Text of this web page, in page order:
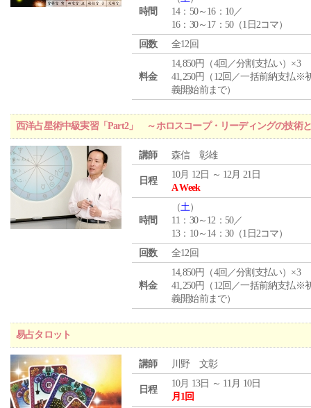
時間
14：50～16：10／
16：30～17：50（1日2コマ）
回数
全12回
料金
14,850円（4回／分割支払い）×3
41,250円（12回／一括前納支払※
義開始前まで）
西洋占星術中級実習「Part2」 ～ホロスコープ・リーディングの技術
講師 森信 彰雄
日程
10月 12日 ～ 12月 21日
A Week
時間
（土）
11：30～12：50／
13：10～14：30（1日2コマ）
回数
全12回
料金
14,850円（4回／分割支払い）×3
41,250円（12回／一括前納支払※
義開始前まで）
易占タロット
講師 川野 文彰
日程
10月 13日 ～ 11月 10日
月1回